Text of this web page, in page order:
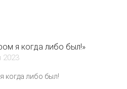
я когда либо был!»
2023
когда либо был!